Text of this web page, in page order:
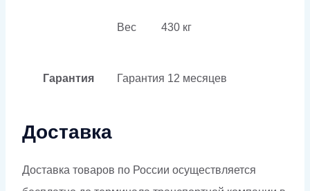
Вес 430 кг
Гарантия Гарантия 12 месяцев
Доставка
Доставка товаров по России осуществляется